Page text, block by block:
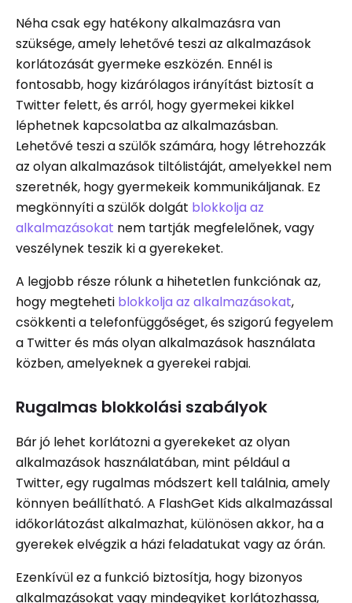
Néha csak egy hatékony alkalmazásra van
szüksége, amely lehetővé teszi az alkalmazások
korlátozását gyermeke eszközén. Ennél is
fontosabb, hogy kizárólagos irányítást biztosít a
Twitter felett, és arról, hogy gyermekei kikkel
léphetnek kapcsolatba az alkalmazásban.
Lehetővé teszi a szülők számára, hogy létrehozzák
az olyan alkalmazások tiltólistáját, amelyekkel nem
szeretnék, hogy gyermekeik kommunikáljanak. Ez
megkönnyíti a szülők dolgát blokkolja az
alkalmazásokat nem tartják megfelelőnek, vagy
veszélynek teszik ki a gyerekeket.
A legjobb része rólunk a hihetetlen funkciónak az,
hogy megteheti blokkolja az alkalmazásokat,
csökkenti a telefonfüggőséget, és szigorú fegyelem
a Twitter és más olyan alkalmazások használata
közben, amelyeknek a gyerekei rabjai.
Rugalmas blokkolási szabályok
Bár jó lehet korlátozni a gyerekeket az olyan
alkalmazások használatában, mint például a
Twitter, egy rugalmas módszert kell találnia, amely
könnyen beállítható. A FlashGet Kids alkalmazással
időkorlátozást alkalmazhat, különösen akkor, ha a
gyerekek elvégzik a házi feladatukat vagy az órán.
Ezenkívül ez a funkció biztosítja, hogy bizonyos
alkalmazásokat vagy mindegyiket korlátozhassa,